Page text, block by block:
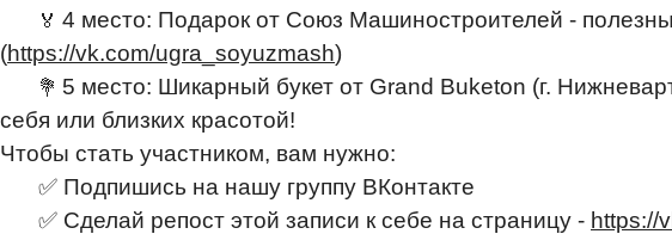
🏅 4 место: Подарок от Союз Машиностроителей -
(https://vk.com/ugra_soyuzmash)
💐 5 место: Шикарный букет от Grand Buketon (г.
себя или близких красотой!
Чтобы стать участником, вам нужно:
✅ Подпишись на нашу группу ВКонтакте
✅ Сделай репост этой записи к себе на страницу - https://